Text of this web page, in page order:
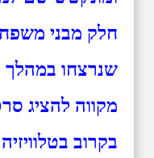
חלק מבני
שנרצחו במהלך
מקווה להציג
בקרוב